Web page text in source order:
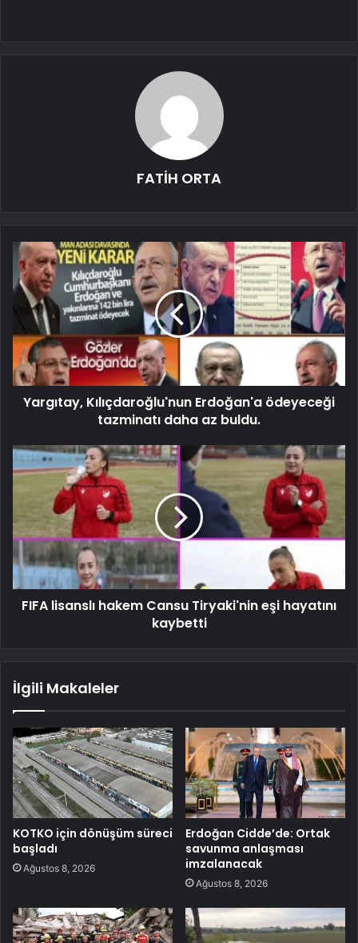
FATİH ORTA
Yargıtay, Kılıçdaroğlu'nun Erdoğan'a ödeyeceği
tazminatı daha az buldu.
FIFA lisanslı hakem Cansu Tiryaki'nin eşi hayatını
kaybetti
İlgili Makaleler
KOTKO için dönüşüm süreci
başladı
Ağustos 8, 2026
Erdoğan Cidde’de: Ortak
savunma anlaşması
imzalanacak
Ağustos 8, 2026